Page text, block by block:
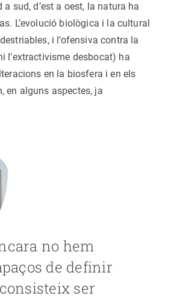
sud, d’est a oest, la natura ha
L’evolució biològica i la cultural
i l’ofensiva contra la
l’extractivisme desbocat) ha
en la biosfera i en els
en alguns aspectes, ja
no hem
de definir
ser